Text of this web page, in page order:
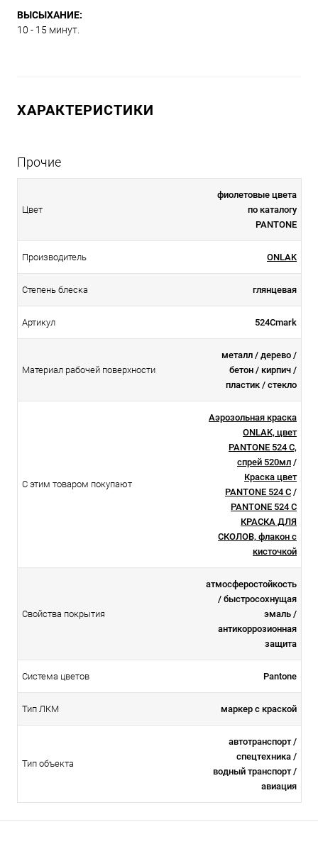
ВЫСЫХАНИЕ:
10 - 15 минут.
ХАРАКТЕРИСТИКИ
Прочие
Цвет
фиолетовые цвета
по каталогу
PANTONE
Производитель ONLAK
Степень блеска глянцевая
Артикул 524Cmark
Материал рабочей поверхности
металл / дерево /
бетон / кирпич /
пластик / стекло
С этим товаром покупают
Аэрозольная краска
ONLAK, цвет
PANTONE 524 C,
спрей 520мл /
Краска цвет
PANTONE 524 C /
PANTONE 524 C
КРАСКА ДЛЯ
СКОЛОВ, флакон с
кисточкой
Свойства покрытия
атмосферостойкоcть
/ быстросохнущая
эмаль /
антикоррозионная
защита
Система цветов Pantone
Тип ЛКМ маркер с краской
Тип объекта
автотранспорт /
спецтехника /
водный транспорт /
авиация